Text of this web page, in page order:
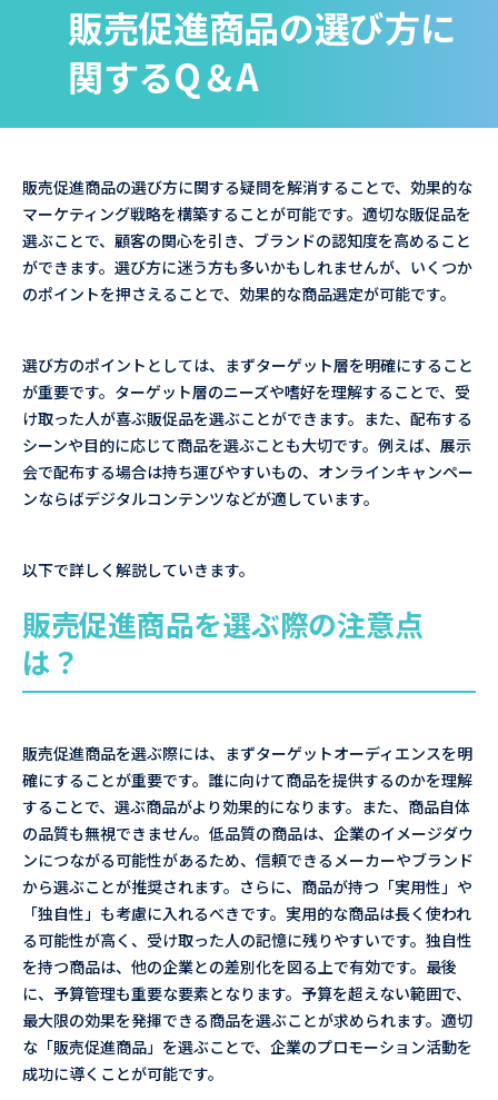
販売促進商品の選び方に
関するQ＆A
販売促進商品の選び方に関する疑問を解消することで、効果的な
マーケティング戦略を構築することが可能です。適切な販促品を
選ぶことで、顧客の関心を引き、ブランドの認知度を高めること
ができます。選び方に迷う方も多いかもしれませんが、いくつか
のポイントを押さえることで、効果的な商品選定が可能です。
選び方のポイントとしては、まずターゲット層を明確にすること
が重要です。ターゲット層のニーズや嗜好を理解することで、受
け取った人が喜ぶ販促品を選ぶことができます。また、配布する
シーンや目的に応じて商品を選ぶことも大切です。例えば、展示
会で配布する場合は持ち運びやすいもの、オンラインキャンペー
ンならばデジタルコンテンツなどが適しています。
以下で詳しく解説していきます。
販売促進商品を選ぶ際の注意点
は？
販売促進商品を選ぶ際には、まずターゲットオーディエンスを明
確にすることが重要です。誰に向けて商品を提供するのかを理解
することで、選ぶ商品がより効果的になります。また、商品自体
の品質も無視できません。低品質の商品は、企業のイメージダウ
ンにつながる可能性があるため、信頼できるメーカーやブランド
から選ぶことが推奨されます。さらに、商品が持つ「実用性」や
「独自性」も考慮に入れるべきです。実用的な商品は長く使われ
る可能性が高く、受け取った人の記憶に残りやすいです。独自性
を持つ商品は、他の企業との差別化を図る上で有効です。最後
に、予算管理も重要な要素となります。予算を超えない範囲で、
最大限の効果を発揮できる商品を選ぶことが求められます。適切
な「販売促進商品」を選ぶことで、企業のプロモーション活動を
成功に導くことが可能です。